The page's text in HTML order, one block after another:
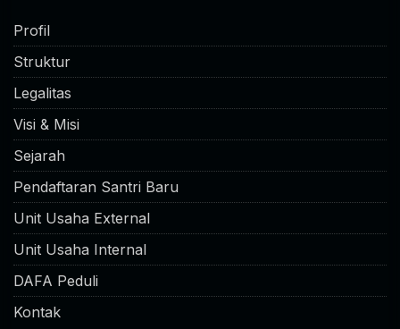
Profil
Struktur
Legalitas
Visi & Misi
Sejarah
Pendaftaran Santri Baru
Unit Usaha External
Unit Usaha Internal
DAFA Peduli
Kontak